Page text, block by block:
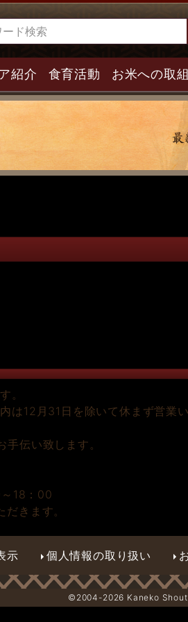
紹介 食育活動 お米への取組
。
は12月31日を除いて休まず営業い
伝い致します。
18：00
きます。
示 個人情報の取り扱い
©2004-2026 Kaneko